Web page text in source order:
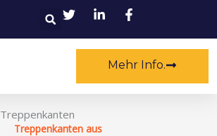
Suchen
Mehr Info.
Treppenkanten
Treppenkanten aus